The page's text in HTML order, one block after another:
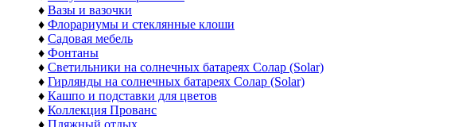
♦ Вазы и вазочки
♦ Флорариумы и стеклянные клоши
♦ Садовая мебель
♦ Фонтаны
♦ Светильники на солнечных батареях Солар (Solar)
♦ Гирлянды на солнечных батареях Солар (Solar)
♦ Кашпо и подставки для цветов
♦ Коллекция Прованс
♦ Пляжный отдых